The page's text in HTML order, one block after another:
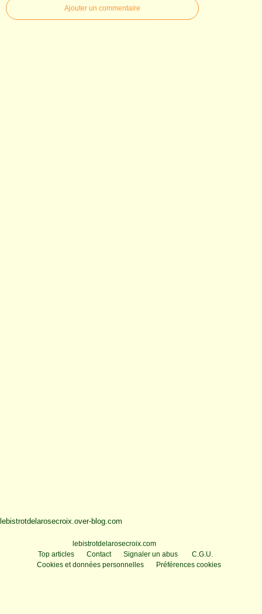
Ajouter un commentaire
lebistrotdelarosecroix.over-blog.com
lebistrotdelarosecroix.com
Top articles
Contact Signaler un abus
C.G.U.
Cookies et données personnelles
Préférences cookies